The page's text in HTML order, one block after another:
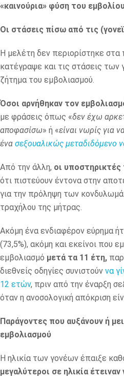
«καινούρια» φύση του
Οι στάσεις πίσω από τις
Η μελέτη δεν περιορίστηκε
κατέγραψε και τις στάσεις
ζήτημα του εμβολιασμού.
Όσοι αρνήθηκαν τον
με φράσεις όπως «δεν έχω
αποφασίσω» ή «είναι νωρίς για
ένα σεξουαλικώς μεταδιδόμενο
Από την άλλη, οι
ότι πιστεύουν έντονα στην
για την πρόληψη των
τραχήλου της μήτρας.
Ακόμη ένα ενδιαφέρον εύρημα
(73,5%), ακόμη και εκείνοι που
εμβολιασμό μετά τα 11 έτη,
διεθνείς οδηγίες συνιστούν να
12 ετών, πριν από την έναρξη
όταν η ανοσολογική απόκριση
Παράγοντες που αυξάνουν ή
εμβολιασμού
Η ηλικία των γονέων έπαιξε
μεγαλύτεροι σε ηλικία